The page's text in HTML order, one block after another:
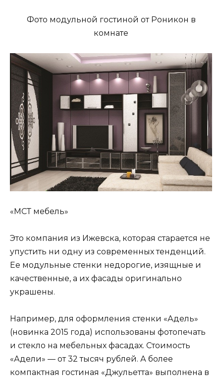
Фото модульной гостиной от Роникон в
комнате
«МСТ мебель»
Это компания из Ижевска, которая старается не
упустить ни одну из современных тенденций.
Ее модульные стенки недорогие, изящные и
качественные, а их фасады оригинально
украшены.
Например, для оформления стенки «Адель»
(новинка 2015 года) использованы фотопечать
и стекло на мебельных фасадах. Стоимость
«Адели» — от 32 тысяч рублей. А более
компактная гостиная «Джульетта» выполнена в